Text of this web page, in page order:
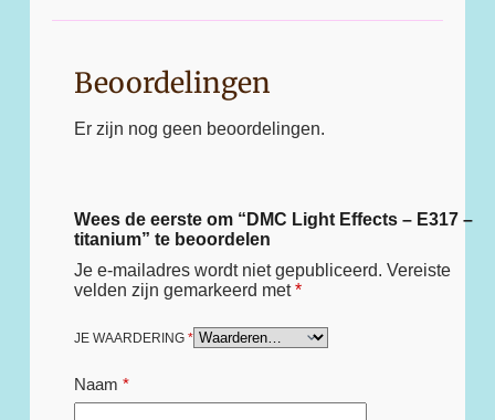
Beoordelingen
Er zijn nog geen beoordelingen.
Wees de eerste om “DMC Light Effects – E317 –
titanium” te beoordelen
Je e-mailadres wordt niet gepubliceerd. Vereiste
velden zijn gemarkeerd met*
JE WAARDERING *
Naam *